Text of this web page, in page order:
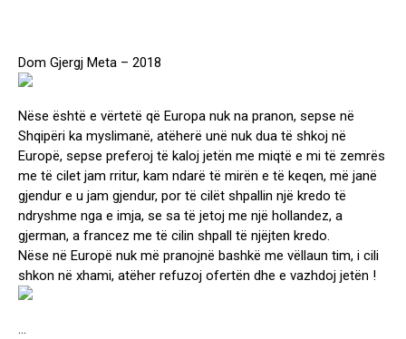
Dom Gjergj Meta – 2018
Nëse është e vërtetë që Europa nuk na pranon, sepse në
Shqipëri ka myslimanë, atëherë unë nuk dua të shkoj në
Europë, sepse preferoj të kaloj jetën me miqtë e mi të zemrës
me të cilet jam rritur, kam ndarë të mirën e të keqen, më janë
gjendur e u jam gjendur, por të cilët shpallin një kredo të
ndryshme nga e imja, se sa të jetoj me një hollandez, a
gjerman, a francez me të cilin shpall të njëjten kredo.
Nëse në Europë nuk më pranojnë bashkë me vëllaun tim, i cili
shkon në xhami, atëher refuzoj ofertën dhe e vazhdoj jetën !
…